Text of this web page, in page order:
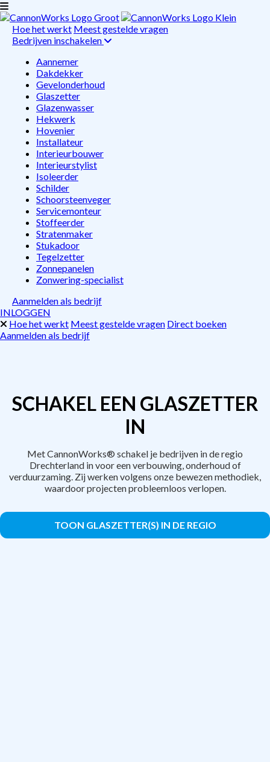
Hoe het werkt Meest gestelde vragen
Bedrijven inschakelen
Aannemer
Dakdekker
Gevelonderhoud
Glaszetter
Glazenwasser
Hekwerk
Hovenier
Installateur
Interieurbouwer
Interieurstylist
Isoleerder
Schilder
Schoorsteenveger
Servicemonteur
Stoffeerder
Stratenmaker
Stukadoor
Tegelzetter
Zonnepanelen
Zonwering-specialist
Aanmelden als bedrijf
INLOGGEN
Hoe het werkt Meest gestelde vragen Direct boeken
Aanmelden als bedrijf
SCHAKEL EEN GLASZETTER
IN
Met CannonWorks® schakel je bedrijven in de regio
Drechterland in voor een verbouwing, onderhoud of
verduurzaming. Zij werken volgens onze bewezen methodiek,
waardoor projecten probleemloos verlopen.
TOON GLASZETTER(S) IN DE REGIO